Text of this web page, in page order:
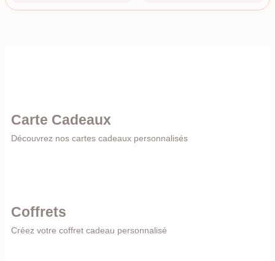
Carte Cadeaux
Découvrez nos cartes cadeaux personnalisés
Coffrets
Créez votre coffret cadeau personnalisé